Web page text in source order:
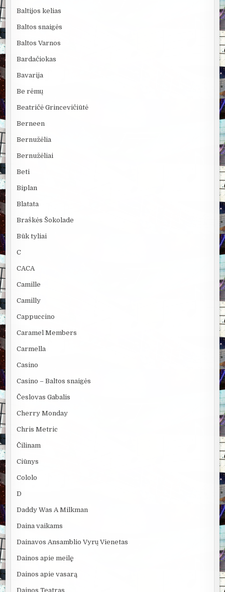
Baltijos kelias
Baltos snaigės
Baltos Varnos
Bardačiokas
Bavarija
Be rėmų
Beatričė Grincevičiūtė
Berneen
Bernužėlia
Bernužėliai
Beti
Biplan
Blatata
Braškės Šokolade
Būk tyliai
C
CACA
Camille
Camilly
Cappuccino
Caramel Members
Carmella
Casino
Casino – Baltos snaigės
Česlovas Gabalis
Cherry Monday
Chris Metric
Čilinam
Ciūnys
Cololo
D
Daddy Was A Milkman
Daina vaikams
Dainavos Ansamblio Vyrų Vienetas
Dainos apie meilę
Dainos apie vasarą
Dainos Teatras